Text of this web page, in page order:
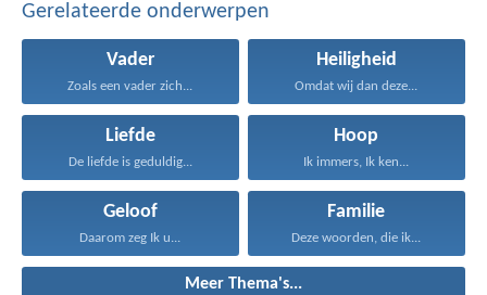
Gerelateerde onderwerpen
Vader
Zoals een vader zich...
Heiligheid
Omdat wij dan deze...
Liefde
De liefde is geduldig...
Hoop
Ik immers, Ik ken...
Geloof
Daarom zeg Ik u...
Familie
Deze woorden, die ik...
Meer Thema's...